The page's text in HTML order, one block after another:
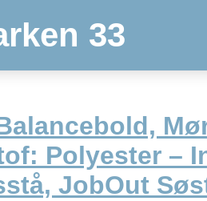
33
Polyester –
JobOut